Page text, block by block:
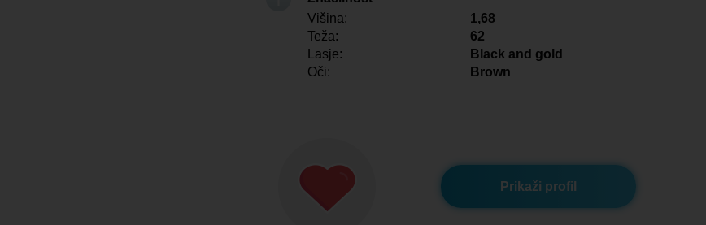
Višina:
1,68
Teža:
62
Lasje:
Black and gold
Oči:
Brown
Prikaži profil